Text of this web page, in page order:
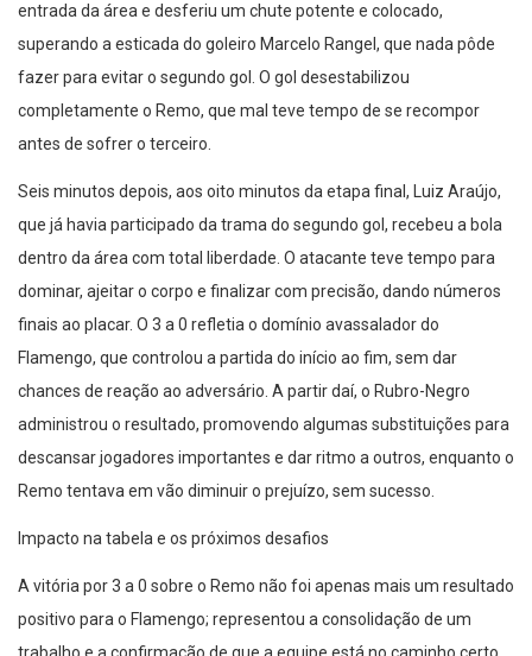
entrada da área e desferiu um chute potente e colocado,
superando a esticada do goleiro Marcelo Rangel, que nada pôde
fazer para evitar o segundo gol. O gol desestabilizou
completamente o Remo, que mal teve tempo de se recompor
antes de sofrer o terceiro.
Seis minutos depois, aos oito minutos da etapa final, Luiz Araújo,
que já havia participado da trama do segundo gol, recebeu a bola
dentro da área com total liberdade. O atacante teve tempo para
dominar, ajeitar o corpo e finalizar com precisão, dando números
finais ao placar. O 3 a 0 refletia o domínio avassalador do
Flamengo, que controlou a partida do início ao fim, sem dar
chances de reação ao adversário. A partir daí, o Rubro-Negro
administrou o resultado, promovendo algumas substituições para
descansar jogadores importantes e dar ritmo a outros, enquanto o
Remo tentava em vão diminuir o prejuízo, sem sucesso.
Impacto na tabela e os próximos desafios
A vitória por 3 a 0 sobre o Remo não foi apenas mais um resultado
positivo para o Flamengo; representou a consolidação de um